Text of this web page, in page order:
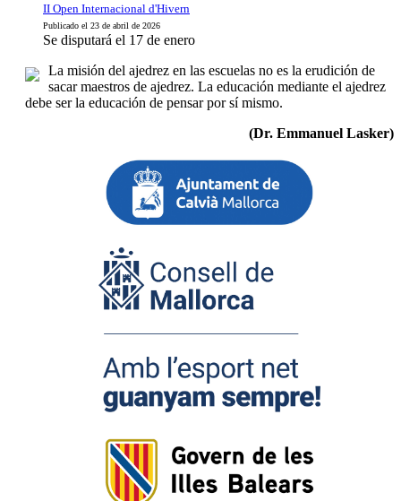
II Open Internacional d'Hivern
Publicado el 23 de abril de 2026
Se disputará el 17 de enero
La misión del ajedrez en las escuelas no es la erudición de
sacar maestros de ajedrez. La educación mediante el ajedrez
debe ser la educación de pensar por sí mismo.
(Dr. Emmanuel Lasker)